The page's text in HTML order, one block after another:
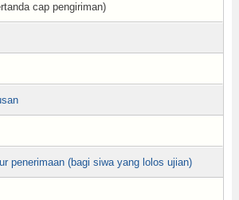
cap pengiriman)
penerimaan (bagi siwa yang lolos ujian)